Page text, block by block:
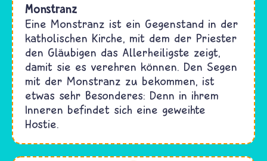
Monstranz
Eine Monstranz ist ein Gegenstand in der
katholischen Kirche, mit dem der Priester
den Gläubigen das Allerheiligste zeigt,
damit sie es verehren können. Den Segen
mit der Monstranz zu bekommen, ist
etwas sehr Besonderes: Denn in ihrem
Inneren befindet sich eine geweihte
Hostie.